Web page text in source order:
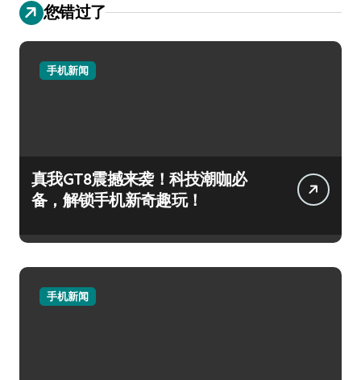
您错过了
手机新闻
真我GT8震撼来袭！科技潮咖必
备，解锁手机新奇趣玩！
手机新闻